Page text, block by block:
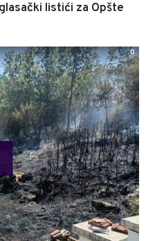
listići za Opšte
0